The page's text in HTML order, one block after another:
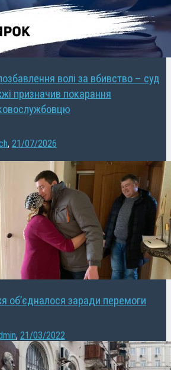
волі за вбивство – суд
призначив покарання
, 21/07/2026
об’єдналося заради перемоги
, 21/03/2022